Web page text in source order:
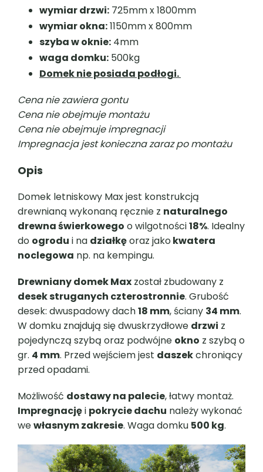
wymiar drzwi: 725mm x 1800mm
wymiar okna:1150mm x 800mm
szyba w oknie: 4mm
waga domku: 500kg
Domek nie posiada podłogi.
Cena nie zawiera gontu
Cena nie obejmuje montażu
Cena nie obejmuje impregnacji
Impregnacja jest konieczna zaraz po montażu
Opis
Domek letniskowy Max jest konstrukcją
drewnianą wykonaną ręcznie z naturalnego
drewna świerkowego o wilgotności18%. Idealny
do ogrodu i na działkęoraz jakokwatera
noclegowa np. na kempingu.
Drewniany domek Max został zbudowany z
desek struganych czterostronnie. Grubość
desek: dwuspadowy dach18 mm, ściany 34 mm.
W domku znajdują się dwuskrzydłowe drzwi z
pojedynczą szybą oraz podwójne okno z szybą o
gr. 4 mm. Przed wejściem jest daszekchroniący
przed opadami.
Możliwość dostawy na palecie, łatwy montaż.
Impregnacjęi pokrycie dachu należy wykonać
wewłasnym zakresie. Waga domku 500 kg.